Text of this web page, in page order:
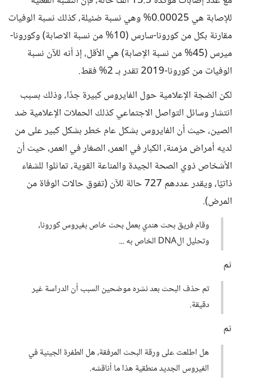
للإصابة هي 0.00025% وهي نسبة ضئيلة، كذلك نسبة الوفيات
مقارنة بكل من كورونا-سارس (10% من نسبة الاصابة) وكورونا-
ميرس (45% من نسبة الإصابة) هي الأقل، إذ أنه للآن نسبة
الوفيات من كورونا-2019 تقدر بـ 2% فقط.
لكن الضجة الإعلامية حول الفايروس كبيرة جدًا، وذلك بسبب
انتشار وسائل التواصل الاجتماعي كذلك الحملات الإعلامية ضد
الصين، حيث أن الفايروس بشكل عام خطر بشكل كبير على من
لديه أمراض مزمنة، الكبار في العمر، الصغار في العمر، حيث أن
الأشخاص ذوي الصحة الجيدة والمناعة القوية، تماثلوا للشفاء
ذاتيًا، ويقدر عددهم 727 حالة للآن (تفوق حالات الوفاة من
المرض).
وقام فريق بحث هندي بعمل بحث خاص بفيروس كورونا،
وتحليل الDNA الخاص به ...
ثم
تم حذف البحث بعد نشره موضحين السبب أن الدراسة غير
دقيقة.
ثم
هل اطلعت على ورقة البحث المرفقة، هل الطفرة الجينية في
الفيروس الجديد منطقية هذا ما أناقشه.